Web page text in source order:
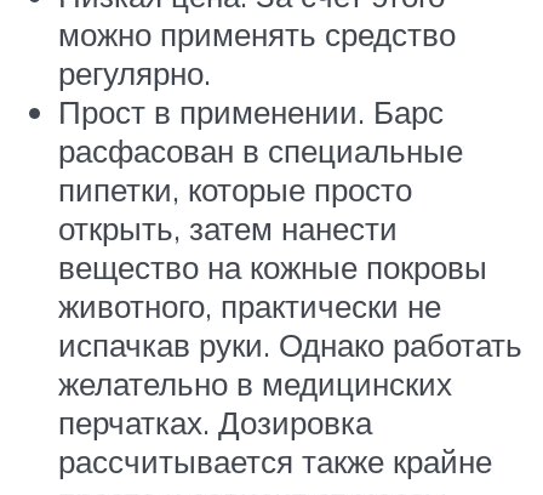
можно применять средство
регулярно.
Прост в применении. Барс
расфасован в специальные
пипетки, которые просто
открыть, затем нанести
вещество на кожные покровы
животного, практически не
испачкав руки. Однако работать
желательно в медицинских
перчатках. Дозировка
рассчитывается также крайне